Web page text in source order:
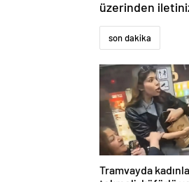
üzerinden
son dakika
Tramvayda